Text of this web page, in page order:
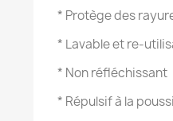
* Protège des
* Lavable et re-
* Non réfléchissant
* Répulsif à la